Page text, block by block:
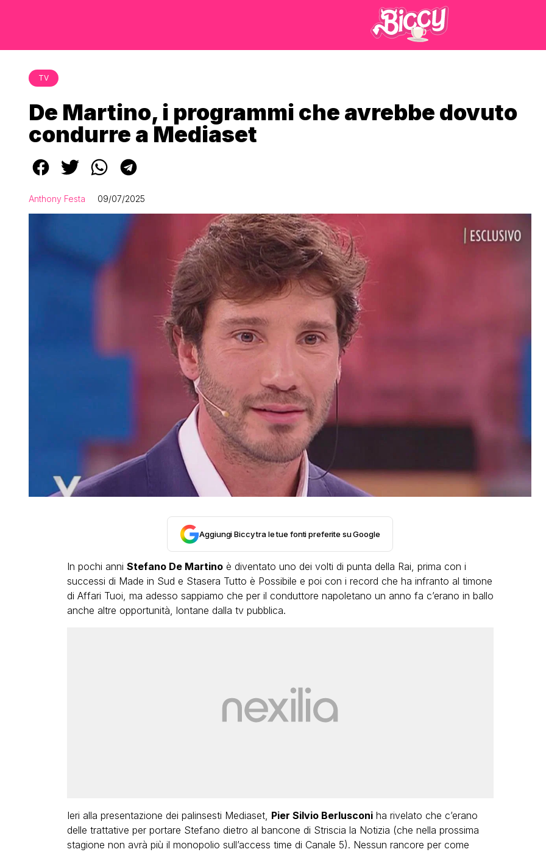
TV
De Martino, i programmi che avrebbe dovuto
condurre a Mediaset
Anthony Festa 09/07/2025
Aggiungi Biccy tra le tue fonti preferite su Google
In pochi anni Stefano De Martinoè diventato uno dei volti di punta della Rai, prima con i
successi di Made in Sud e Stasera Tutto è Possibile e poi con i record che ha infranto al timone
di Affari Tuoi, ma adesso sappiamo che per il conduttore napoletano un anno fa c’erano in ballo
anche altre opportunità, lontane dalla tv pubblica.
Ieri alla presentazione dei palinsesti Mediaset, Pier Silvio Berlusconiha rivelato che c’erano
delle trattative per portare Stefano dietro al bancone di Striscia la Notizia (che nella prossima
stagione non avrà più il monopolio sull’access time di Canale 5). Nessun rancore per come
compleanno con tutte le grandi
dive compie 15 anni: il video